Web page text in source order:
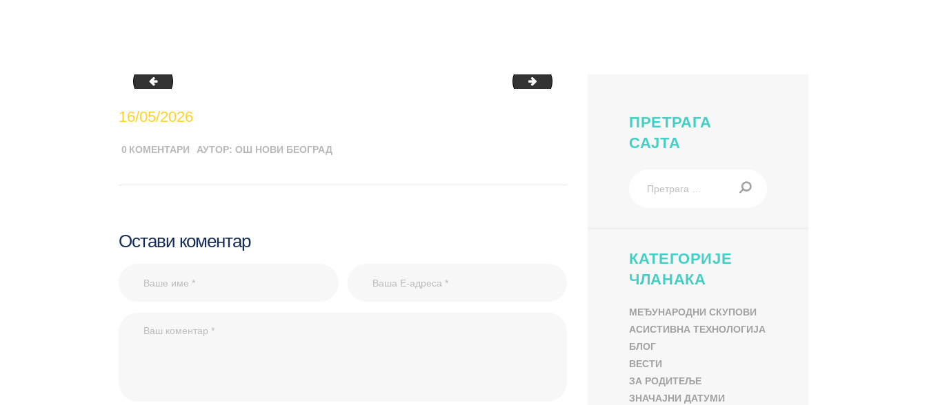
IMG_1889 IMG_1876
16/05/2026
0 КОМЕНТАРИ АУТОР: ОШ НОВИ БЕОГРАД
Остави коментар
ПРЕТРАГА
САЈТА
КАТЕГОРИЈЕ
ЧЛАНАКА
МЕЂУНАРОДНИ СКУПОВИ
АСИСТИВНА ТЕХНОЛОГИЈА
БЛОГ
ВЕСТИ
ЗА РОДИТЕЉЕ
ЗНАЧАЈНИ ДАТУМИ